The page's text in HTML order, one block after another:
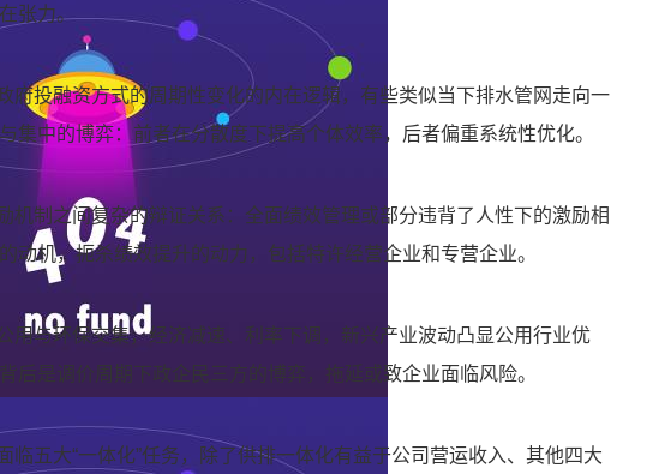
张力。
府投融资方式的周期性变化的内在逻辑，有些类似当下排水管网走向一
集中的博弈：前者在分散度下提高个体效率，后者偏重系统性优化。
机制之间复杂的辩证关系：全面绩效管理或部分违背了人性下的激励相
动机，扼杀绩效提升的动力，包括特许经营企业和专营企业。
用与环保交集，经济减速、利率下调，新兴产业波动凸显公用行业优
后是调价周期下政企民三方的博弈，拖延或致企业面临风险。
临五大“一体化”任务，除了供排一体化有益于公司营运收入、其他四大